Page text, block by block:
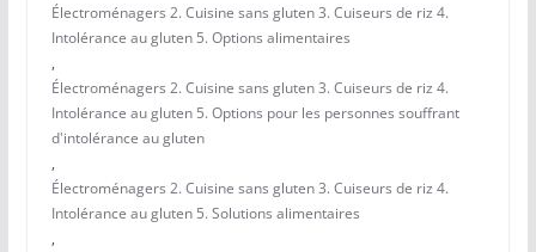
Électroménagers 2. Cuisine sans gluten 3. Cuiseurs de riz 4.
Intolérance au gluten 5. Options alimentaires
,
Électroménagers 2. Cuisine sans gluten 3. Cuiseurs de riz 4.
Intolérance au gluten 5. Options pour les personnes souffrant
d'intolérance au gluten
,
Électroménagers 2. Cuisine sans gluten 3. Cuiseurs de riz 4.
Intolérance au gluten 5. Solutions alimentaires
,